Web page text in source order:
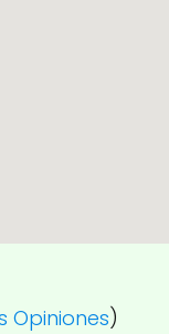
Opiniones)